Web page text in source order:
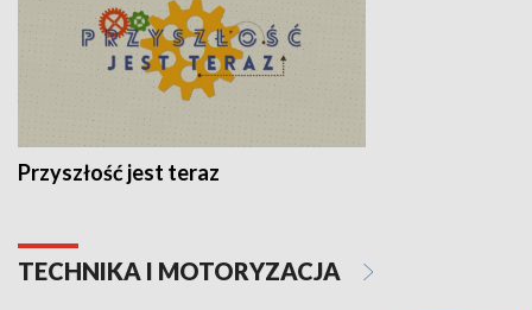
Przyszłość jest teraz
TECHNIKA I MOTORYZACJA